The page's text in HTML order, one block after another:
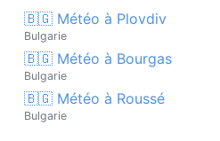
🇧🇬 Météo à Plovdiv
Bulgarie
🇧🇬 Météo à Bourgas
Bulgarie
🇧🇬 Météo à Roussé
Bulgarie